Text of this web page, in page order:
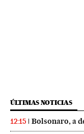
ÚLTIMAS NOTICIAS
12:15 Bolsonaro, a